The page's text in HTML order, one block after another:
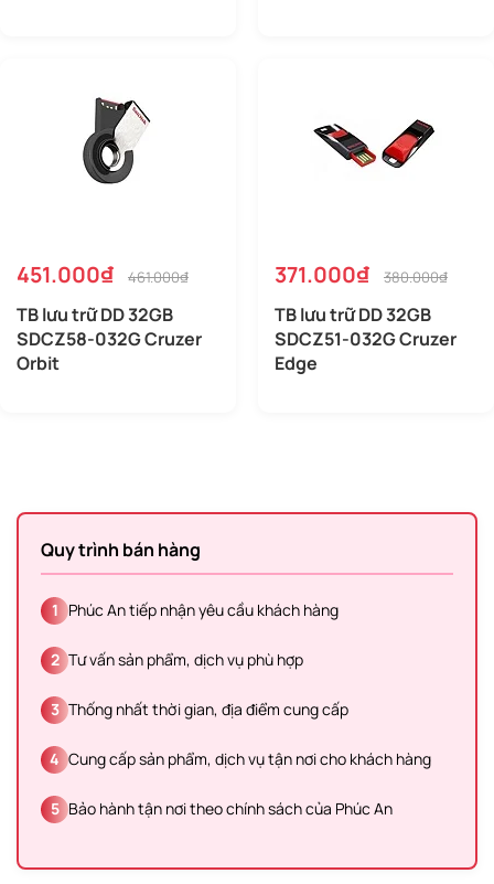
451.000₫ 461.000₫
TB lưu trữ DD 32GB
SDCZ58-032G Cruzer
Orbit
371.000₫ 380.000₫
TB lưu trữ DD 32GB
SDCZ51-032G Cruzer
Edge
Quy trình bán hàng
1 Phúc An tiếp nhận yêu cầu khách hàng
2 Tư vấn sản phẩm, dịch vụ phù hợp
3 Thống nhất thời gian, địa điểm cung cấp
4 Cung cấp sản phẩm, dịch vụ tận nơi cho khách hàng
5 Bảo hành tận nơi theo chính sách của Phúc An